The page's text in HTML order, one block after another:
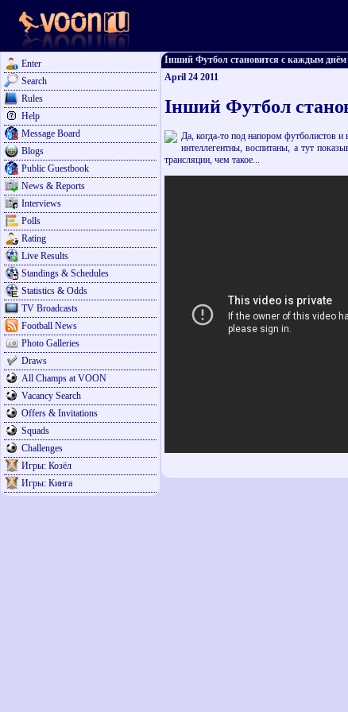
Enter
Search
Rules
Help
Message Board
Blogs
Public Guestbook
News & Reports
Interviews
Polls
Rating
Live Results
Standings & Schedules
Statistics & Odds
TV Broadcasts
Football News
Photo Galleries
Draws
All Champs at VOON
Vacancy Search
Offers & Invitations
Squads
Challenges
Игры: Козёл
Игры: Кинга
Інший Футбол становится с каждым днём
April 24 2011
Інший Футбол
Да, когда-то под напором футболистов
интеллегентны, воспитаны, а тут
трансляции, чем такое...